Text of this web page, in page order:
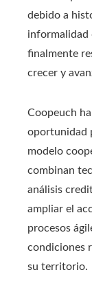
debido a
informalidad
finalmente
crecer y
Coopeuch
oportunidad
modelo
combinan
análisis
ampliar el
procesos
condiciones
su territorio.